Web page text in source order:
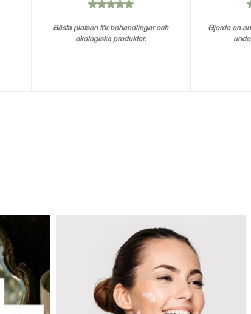
Bästa platsen för behandlingar och
ekologiska produkter.
Gjorde en
Behandlingserbjudande februari-
mars!
Vi...